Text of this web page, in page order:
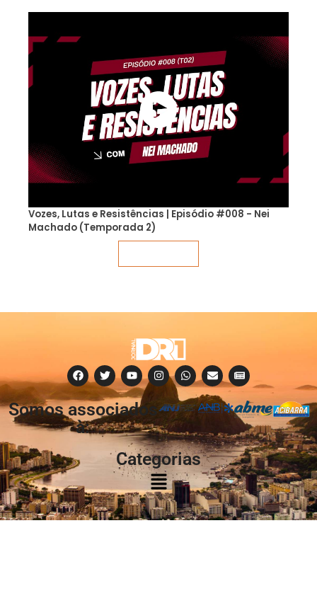
Vozes, Lutas e Resistências | Episódio #008 - Nei
Machado (Temporada 2)
Somos associados
à:
Categorias